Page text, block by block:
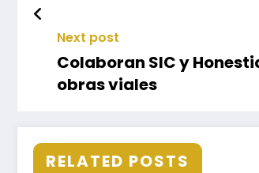
Next post
Colaboran SIC y
obras viales
RELATED POSTS